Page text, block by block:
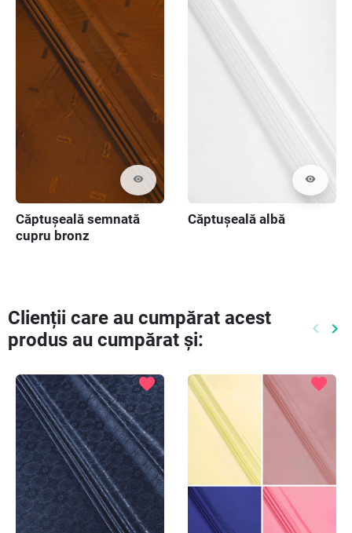
visibility
Căptușeală semnată
cupru bronz
visibility
Căptușeală albă
Clienții care au cumpărat acest
produs au cumpărat și:
keyboard_arrow_left keyboard_arrow_right
favorite favorite